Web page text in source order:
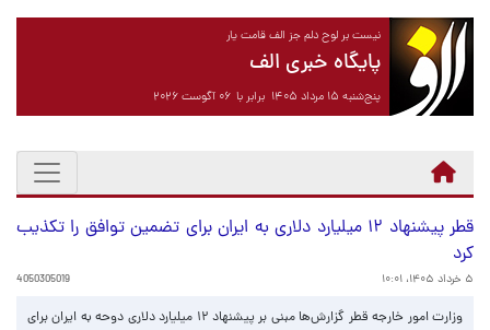
نیست بر لوح دلم جز الف قامت یار
پایگاه خبری الف
پنج‌شنبه ۱۵ مرداد ۱۴۰۵ برابر با ۰۶ آگوست ۲۰۲۶
قطر پیشنهاد ۱۲ میلیارد دلاری به ایران برای تضمین توافق را تکذیب
کرد
۵ خرداد ۱۴۰۵، ۱۰:۰۱ 4050305019
وزارت امور خارجه قطر گزارش‌ها مبنی بر پیشنهاد ۱۲ میلیارد دلاری دوحه به ایران برای